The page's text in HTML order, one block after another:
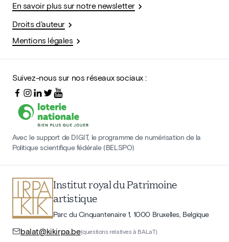
En savoir plus sur notre newsletter
Droits d'auteur
Mentions légales
Suivez-nous sur nos réseaux sociaux :
Avec le support de DIGIT, le programme de numérisation de la
Politique scientifique fédérale (BELSPO)
Institut royal du Patrimoine
artistique
Parc du Cinquantenaire 1, 1000 Bruxelles, Belgique
balat@kikirpa.be(questions relatives à BALaT)